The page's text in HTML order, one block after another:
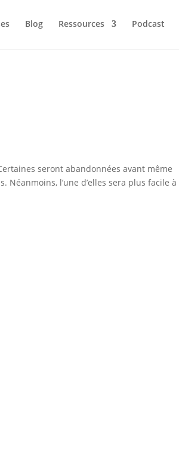
Blog Ressources Podcast
seront abandonnées avant même
Néanmoins, l’une d’elles sera plus facile à